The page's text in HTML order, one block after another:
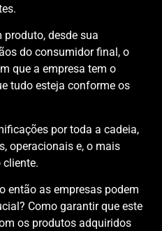
desde sua
do consumidor final, o
que a empresa tem o
tudo esteja conforme os
por toda a cadeia,
operacionais e, o mais
então as empresas podem
Como garantir que este
os produtos adquiridos